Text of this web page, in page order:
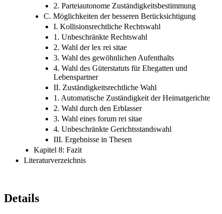
2. Parteiautonome Zuständigkeitsbestimmung
C. Möglichkeiten der besseren Berücksichtigung
I. Kollisionsrechtliche Rechtswahl
1. Unbeschränkte Rechtswahl
2. Wahl der lex rei sitae
3. Wahl des gewöhnlichen Aufenthalts
4. Wahl des Güterstatuts für Ehegatten und
Lebenspartner
II. Zuständigkeitsrechtliche Wahl
1. Automatische Zuständigkeit der Heimatgerichte
2. Wahl durch den Erblasser
3. Wahl eines forum rei sitae
4. Unbeschränkte Gerichtsstandswahl
III. Ergebnisse in Thesen
Kapitel 8: Fazit
Literaturverzeichnis
Details